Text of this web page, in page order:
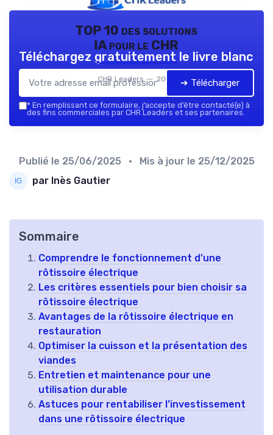
TOP 10 des solutions
IA pour le CHR
CHR Leaders — 2026
Téléchargez gratuitement le livre blanc
➔ Télécharger
* En remplissant ce formulaire, j’accepte d’être contacté(e) à
des fins commerciales par CHR Leaders et ses partenaires.
Publié le 25/06/2025 • Mis à jour le 25/12/2025
par Inès Gautier
Sommaire
Comprendre le fonctionnement d’une
rôtissoire électrique
Les critères essentiels pour bien choisir sa
rôtissoire électrique
Avantages de la rôtissoire électrique en
restauration
Optimiser la cuisson et la présentation des
viandes
Entretien et maintenance pour une
utilisation durable
Astuces pour rentabiliser l’investissement
dans une rôtissoire électrique